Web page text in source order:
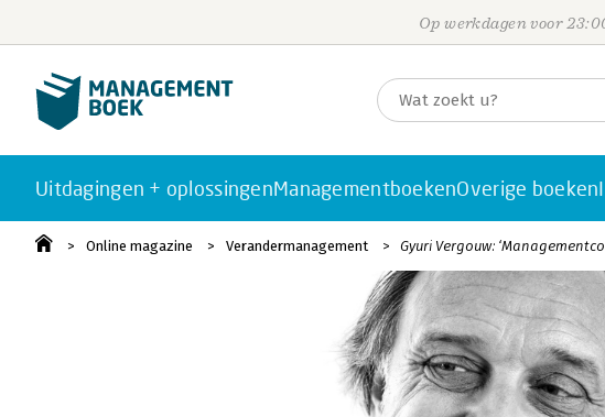
Op werkdagen voor
Uitdagingen + oplossingenManagementboekenOverige boeken
Online magazine Verandermanagement Gyuri Vergouw: